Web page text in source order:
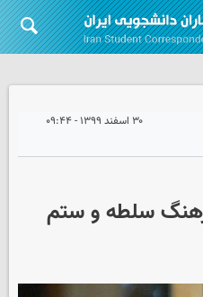
۳۰ اسفند ۱۳۹۹ - ۰۹:۴۴
سلطه و ستم